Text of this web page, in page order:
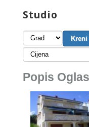
Studio
Popis